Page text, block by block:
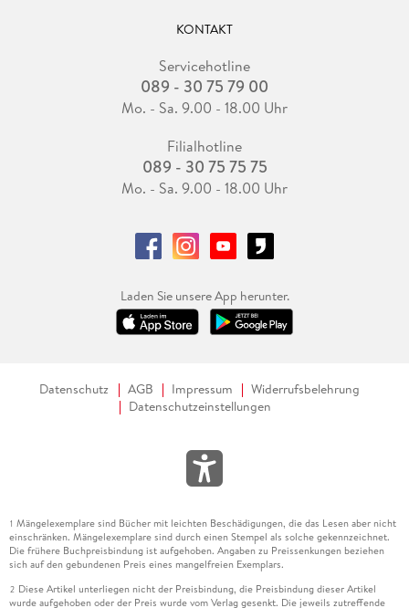
KONTAKT
Servicehotline
089 - 30 75 79 00
Mo. - Sa. 9.00 - 18.00 Uhr
Filialhotline
089 - 30 75 75 75
Mo. - Sa. 9.00 - 18.00 Uhr
Laden Sie unsere App herunter.
Datenschutz AGB Impressum
Widerrufsbelehrung
Datenschutzeinstellungen
1 Mängelexemplare sind Bücher mit leichten Beschädigungen, die das Lesen aber nicht
einschränken. Mängelexemplare sind durch einen Stempel als solche gekennzeichnet.
Die frühere Buchpreisbindung ist aufgehoben. Angaben zu Preissenkungen beziehen
sich auf den gebundenen Preis eines mangelfreien Exemplars.
2 Diese Artikel unterliegen nicht der Preisbindung, die Preisbindung dieser Artikel
wurde aufgehoben oder der Preis wurde vom Verlag gesenkt. Die jeweils zutreffende